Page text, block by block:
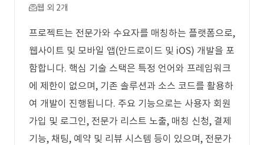
웹 외 2개
프로젝트는 전문가와 수요자를 매칭하는 플랫폼으로,
웹사이트 및 모바일 앱(안드로이드 및 iOS) 개발을 포
함합니다. 핵심 기술 스택은 특정 언어와 프레임워크
에 제한이 없으며, 기존 솔루션과 소스 코드를 활용하
여 개발이 진행됩니다. 주요 기능으로는 사용자 회원
가입 및 로그인, 전문가 리스트 노출, 매칭 신청, 결제
기능, 채팅, 예약 및 리뷰 시스템 등이 있으며, 전문가